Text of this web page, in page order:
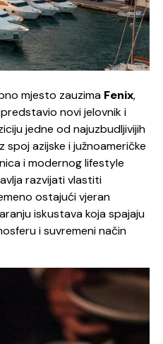
mjesto zauzima Fenix,
novi jelovnik i
jedne od najuzbudljivijih
spoj azijske i južnoameričke
i modernog lifestyle
razvijati vlastiti
ostajući vjeran
iskustava koja spajaju
i suvremeni način